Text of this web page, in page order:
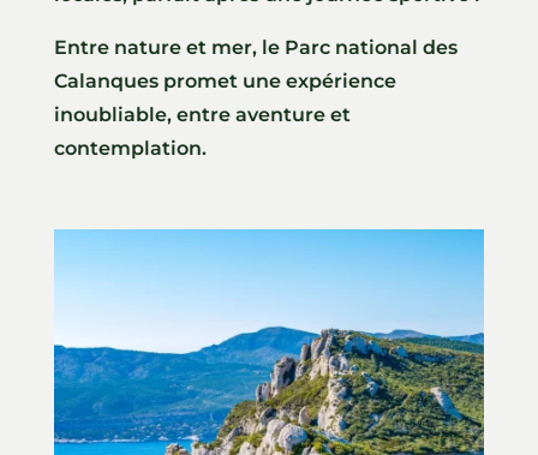
Entre nature et mer, le Parc national des
Calanques promet une expérience
inoubliable, entre aventure et
contemplation.